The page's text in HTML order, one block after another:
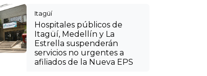
Itagüí
Hospitales públicos de
Itagüí, Medellín y La
Estrella suspenderán
servicios no urgentes a
afiliados de la Nueva EPS